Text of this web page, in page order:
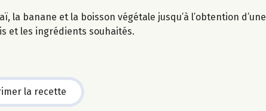
la banane et la boisson végétale jusqu’à l’obtention
et les ingrédients souhaités.
la recette